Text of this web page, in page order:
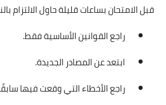
قبل الامتحان بساعات قليلة حاول الالتزام
راجع القوانين الأساسية فقط.
ابتعد عن المصادر الجديدة.
راجع الأخطاء التي وقعت فيها